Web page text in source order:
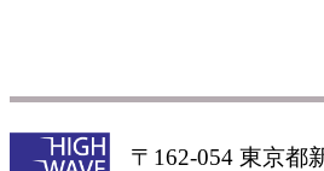
〒162-054 東京都